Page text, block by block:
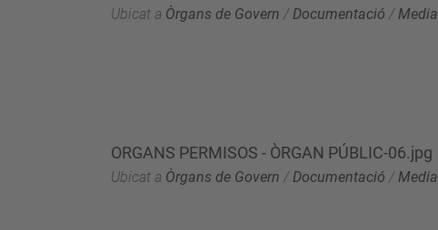
Ubicat a Òrgans de Govern / Documentació / Media
ORGANS PERMISOS - ÒRGAN PÚBLIC-06.jpg
Ubicat a Òrgans de Govern /Documentació /Media